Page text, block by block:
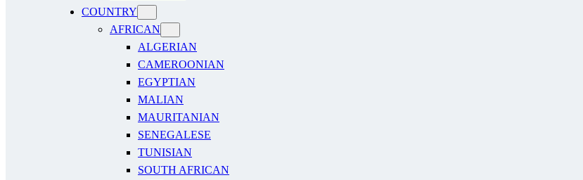
COUNTRY
AFRICAN
ALGERIAN
CAMEROONIAN
EGYPTIAN
MALIAN
MAURITANIAN
SENEGALESE
TUNISIAN
SOUTH AFRICAN